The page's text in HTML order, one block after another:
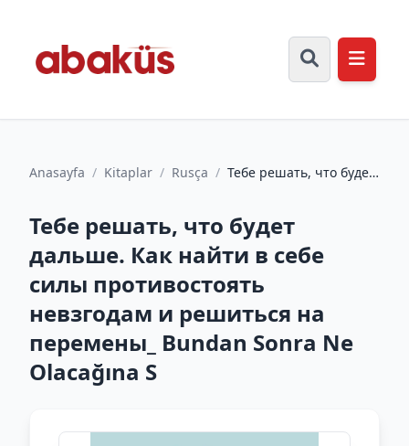
Anasayfa / Kitaplar / Rusça / Тебе решать, что будет
противостоят...
Тебе решать, что будет
дальше. Как найти в себе
силы противостоять
невзгодам и решиться на
перемены_ Bundan Sonra Ne
Olacağına S